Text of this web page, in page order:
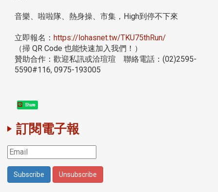
音樂、啦啦隊、熱身操、市集，High到停不下來
立即報名： https://lohasnet.tw/TKU75thRun/
（掃 QR Code 也能快速加入我們！）
贊助合作：歡迎私訊或洽瑄瑄 聯絡電話：(02)2595-
5590#116, 0975-193005
Share
訂閱電子報